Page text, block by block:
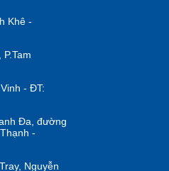
Khê -
- ĐT:
Đa, đường
-
Nguyễn